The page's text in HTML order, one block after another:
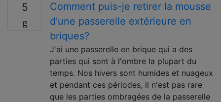
5
Comment puis-je retirer la mousse
d'une passerelle extérieure en
briques?
J'ai une passerelle en brique qui a des
parties qui sont à l'ombre la plupart du
temps. Nos hivers sont humides et nuageux
et pendant ces périodes, il n'est pas rare
que les parties ombragées de la passerelle